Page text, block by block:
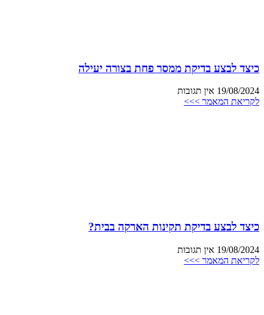
כיצד לבצע בדיקת ממסר פחת בצורה יעילה
19/08/2024 אין תגובות
לקריאת המאמר >>>
כיצד לבצע בדיקת תקינות הארקה בבית?
19/08/2024 אין תגובות
לקריאת המאמר >>>